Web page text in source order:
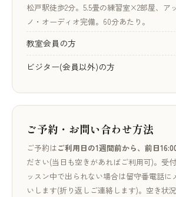
松戸駅徒歩2分。5.5畳の練習室×2部屋、ア
ノ・オーディオ完備。60分あたり。
教室会員の方
ビジター(会員以外)の方
ご予約・お問い合わせ方法
ご予約はご利用日の1週間前から、前日
ださい(当日も空きがあればご利用可)。受
ッスン中で出られない場合は留守番電話に
いします(折り返しご連絡します)。空き状